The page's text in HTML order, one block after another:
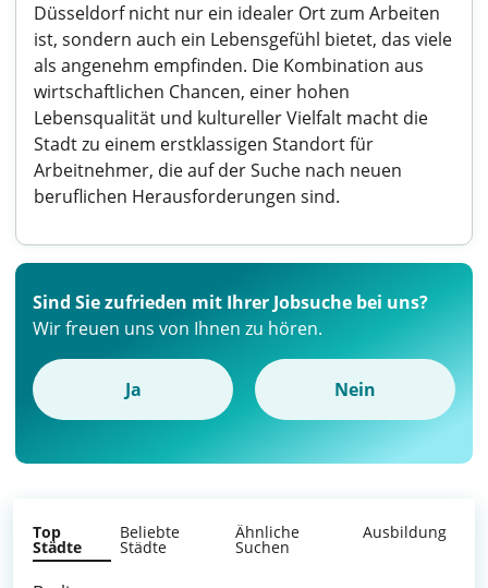
Düsseldorf nicht nur ein idealer Ort zum Arbeiten
ist, sondern auch ein Lebensgefühl bietet, das viele
als angenehm empfinden. Die Kombination aus
wirtschaftlichen Chancen, einer hohen
Lebensqualität und kultureller Vielfalt macht die
Stadt zu einem erstklassigen Standort für
Arbeitnehmer, die auf der Suche nach neuen
beruflichen Herausforderungen sind.
Sind Sie zufrieden mit Ihrer Jobsuche bei uns?
Wir freuen uns von Ihnen zu hören.
Ja Nein
Top
Städte
Beliebte
Städte
Ähnliche
Suchen
Ausbildung